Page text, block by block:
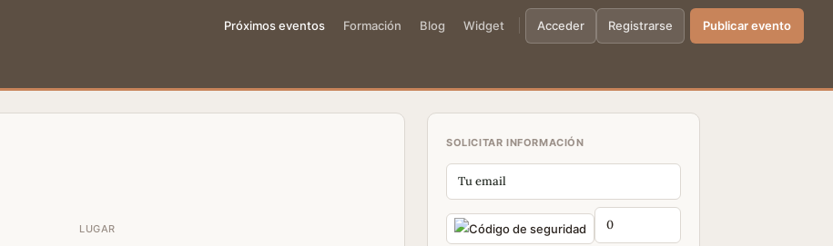
Próximos eventos Formación Blog Widget Acceder Registrarse Publicar evento
LUGAR
SOLICITAR INFORMACIÓN